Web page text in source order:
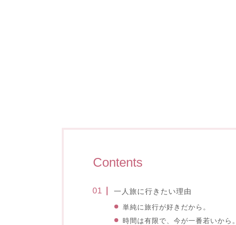
Contents
一人旅に行きたい理由
単純に旅行が好きだから。
時間は有限で、今が一番若いから。